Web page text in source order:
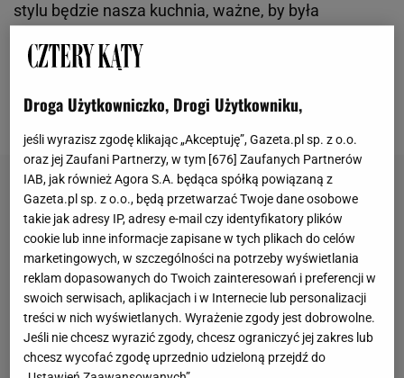
stylu będzie nasza kuchnia, ważne, by była
inne elementy wyposażenia pasowały do siebie,
które pokazujemy.
Droga Użytkowniczko, Drogi Użytkowniku,
jeśli wyrazisz zgodę klikając „Akceptuję”, Gazeta.pl sp. z o.o.
oraz jej Zaufani Partnerzy, w tym [676] Zaufanych Partnerów
IAB, jak również Agora S.A. będąca spółką powiązaną z
Gazeta.pl sp. z o.o., będą przetwarzać Twoje dane osobowe
takie jak adresy IP, adresy e-mail czy identyfikatory plików
cookie lub inne informacje zapisane w tych plikach do celów
marketingowych, w szczególności na potrzeby wyświetlania
reklam dopasowanych do Twoich zainteresowań i preferencji w
swoich serwisach, aplikacjach i w Internecie lub personalizacji
treści w nich wyświetlanych. Wyrażenie zgody jest dobrowolne.
Jeśli nie chcesz wyrazić zgody, chcesz ograniczyć jej zakres lub
chcesz wycofać zgodę uprzednio udzieloną przejdź do